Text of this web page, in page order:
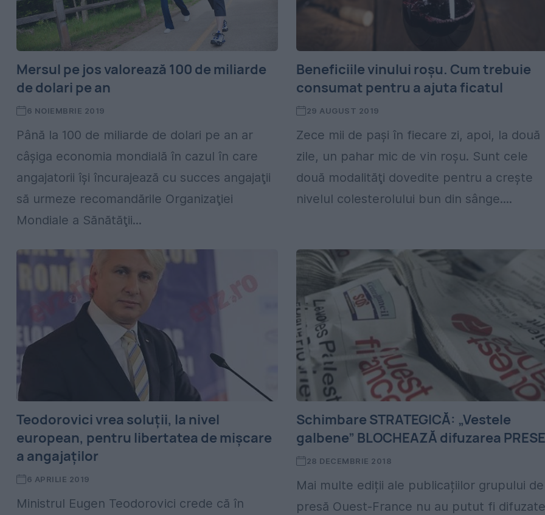
Mersul pe jos valorează 100 de miliarde
de dolari pe an
6 NOIEMBRIE 2019
Până la 100 de miliarde de dolari pe an ar
câșiga economia mondială în cazul în care
angajatorii îşi încurajează cu succes angajaţii
să urmeze recomandările Organizaţiei
Mondiale a Sănătăţii...
Beneficiile vinului roșu. Cum trebuie
consumat pentru a ajuta ficatul
29 AUGUST 2019
Zece mii de paşi în fiecare zi, apoi, la două
zile, un pahar mic de vin roşu. Sunt cele
două modalităţi dovedite pentru a creşte
nivelul colesterolului bun din sânge....
Teodorovici vrea soluții, la nivel
european, pentru libertatea de mișcare
a angajaților
6 APRILIE 2019
Ministrul Eugen Teodorovici crede că în
Schimbare STRATEGICĂ: „Vestele
galbene” BLOCHEAZĂ difuzarea
28 DECEMBRIE 2018
Mai multe ediții ale publicațiilor grupului de
presă Ouest-France nu au putut fi